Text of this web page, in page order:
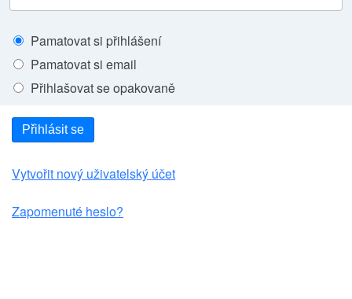
Pamatovat si přihlášení
Pamatovat si email
Přihlašovat se opakovaně
Přihlásit se
Vytvořit nový uživatelský účet
Zapomenuté heslo?